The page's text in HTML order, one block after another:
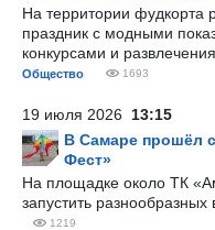
На территории фудкорта
праздник с модными
конкурсами и
Общество 1693
19 июля 2026 13:15
В Самаре прошёл
Фест»
На площадке около ТК
запустить
1219